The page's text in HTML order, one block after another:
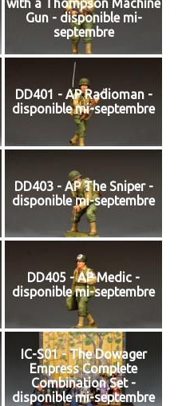
with a Thompson Machine
Gun - disponible mi-
septembre
DD401 - AP Radioman -
disponible mi-septembre
DD403 - AP The Sniper -
disponible mi-septembre
DD405 - AP Medic -
disponible mi-septembre
IC-S01 - The Dowager
Empress Complete
Combination Set -
disponible mi-septembre